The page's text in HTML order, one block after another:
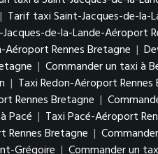
| Tarif taxi Saint-Jacques-de-la-
de-la-Lande-Aéroport
Rennes Bretagne |
| Commander un taxi à
| Taxi Redon-Aéroport Rennes
Rennes Bretagne |
Pacé | Taxi Pacé-Aéroport
Rennes Bretagne |